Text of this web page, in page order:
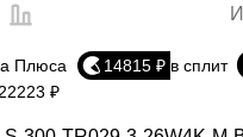
Плюса 14815 ₽ в сплит
₽